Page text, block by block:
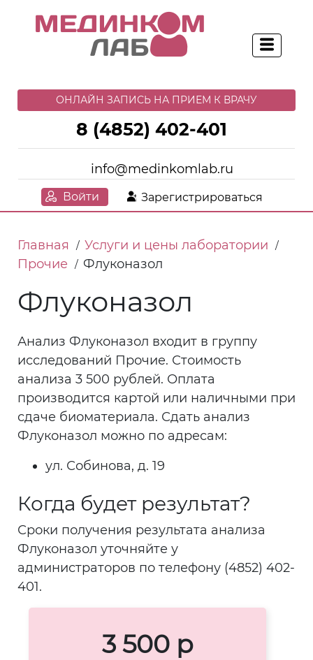
ОНЛАЙН ЗАПИСЬ НА ПРИЕМ К ВРАЧУ
8 (4852) 402-401
info@medinkomlab.ru
Войти Зарегистрироваться
Главная / Услуги и цены лаборатории /
Прочие / Флуконазол
Флуконазол
Анализ Флуконазол входит в группу
исследований Прочие. Стоимость
анализа 3 500 рублей. Оплата
производится картой или наличными при
сдаче биоматериала. Сдать анализ
Флуконазол можно по адресам:
ул. Собинова, д. 19
Когда будет результат?
Сроки получения результата анализа
Флуконазол уточняйте у
администраторов по телефону (4852) 402-
401.
3 500 р